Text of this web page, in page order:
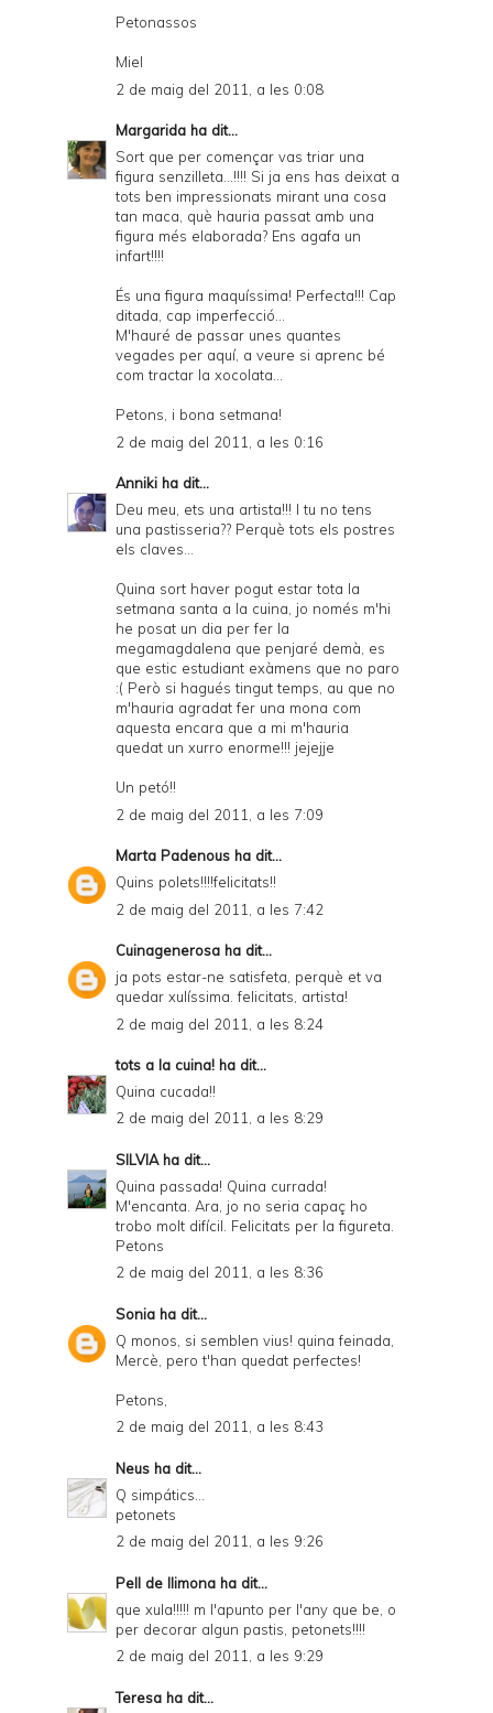
Petonassos
Miel
2 de maig del 2011, a les 0:08
Margarida ha dit...
Sort que per començar vas triar una
figura senzilleta...!!!! Si ja ens has deixat a
tots ben impressionats mirant una cosa
tan maca, què hauria passat amb una
figura més elaborada? Ens agafa un
infart!!!!
És una figura maquíssima! Perfecta!!! Cap
ditada, cap imperfecció...
M'hauré de passar unes quantes
vegades per aquí, a veure si aprenc bé
com tractar la xocolata...
Petons, i bona setmana!
2 de maig del 2011, a les 0:16
Anniki ha dit...
Deu meu, ets una artista!!! I tu no tens
una pastisseria?? Perquè tots els postres
els claves...
Quina sort haver pogut estar tota la
setmana santa a la cuina, jo només m'hi
he posat un dia per fer la
megamagdalena que penjaré demà, es
que estic estudiant exàmens que no paro
:( Però si hagués tingut temps, au que no
m'hauria agradat fer una mona com
aquesta encara que a mi m'hauria
quedat un xurro enorme!!! jejejje
Un petó!!
2 de maig del 2011, a les 7:09
Marta Padenous ha dit...
Quins polets!!!!felicitats!!
2 de maig del 2011, a les 7:42
Cuinagenerosa ha dit...
ja pots estar-ne satisfeta, perquè et va
quedar xulíssima. felicitats, artista!
2 de maig del 2011, a les 8:24
tots a la cuina! ha dit...
Quina cucada!!
2 de maig del 2011, a les 8:29
SILVIAha dit...
Quina passada! Quina currada!
M'encanta. Ara, jo no seria capaç ho
trobo molt difícil. Felicitats per la figureta.
Petons
2 de maig del 2011, a les 8:36
Sonia ha dit...
Q monos, si semblen vius! quina feinada,
Mercè, pero t'han quedat perfectes!
Petons,
2 de maig del 2011, a les 8:43
Neus ha dit...
Q simpátics...
petonets
2 de maig del 2011, a les 9:26
Pell de llimona ha dit...
que xula!!!!! m l'apunto per l'any que be, o
per decorar algun pastis, petonets!!!!
2 de maig del 2011, a les 9:29
Teresa ha dit...